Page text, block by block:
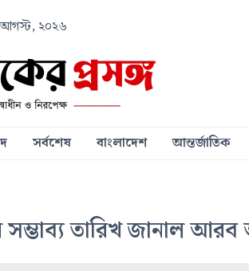
আগস্ট, ২০২৬
সর্বশেষ বাংলাদেশ আন্তর্জাতিক
তারিখ জানাল আরব